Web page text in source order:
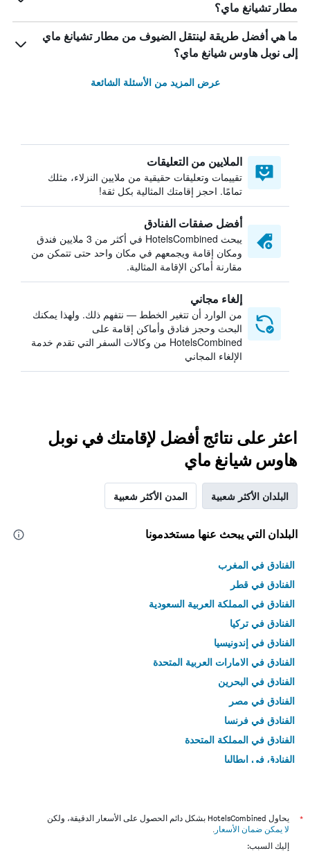
مطار تشيانغ ماي؟
ما هي أفضل طريقة لينتقل الضيوف من مطار تشيانغ ماي
إلى نوبل هاوس شيانغ ماي؟
عرض المزيد من الأسئلة الشائعة
الملايين من التعليقات
تقييمات وتعليقات حقيقية من ملايين النزلاء، مثلك
تمامًا. احجز إقامتك المثالية بكل ثقة!
أفضل صفقات الفنادق
يبحث HotelsCombined في أكثر من 3 ملايين فندق
ومكان إقامة ويجمعهم في مكان واحد حتى تتمكن من
مقارنة أماكن الإقامة المثالية.
إلغاء مجاني
من الوارد أن تتغير الخطط — نتفهم ذلك. ولهذا يمكنك
البحث وحجز فنادق وأماكن إقامة على
HotelsCombined من وكالات السفر التي تقدم خدمة
الإلغاء المجاني
اعثر على نتائج أفضل لإقامتك في نوبل
هاوس شيانغ ماي
البلدان الأكثر شعبية المدن الأكثر شعبية
البلدان التي يبحث عنها مستخدمونا
الفنادق في المغرب
الفنادق في قطر
الفنادق في المملكة العربية السعودية
الفنادق في تركيا
الفنادق في إندونيسيا
الفنادق في الامارات العربية المتحدة
الفنادق في البحرين
الفنادق في مصر
الفنادق في فرنسا
الفنادق في المملكة المتحدة
الفنادق في إيطاليا
*
يحاول HotelsCombined بشكل دائم الحصول على الأسعار الدقيقة، ولكن
لا يمكن ضمان الأسعار .
إليك السبب: